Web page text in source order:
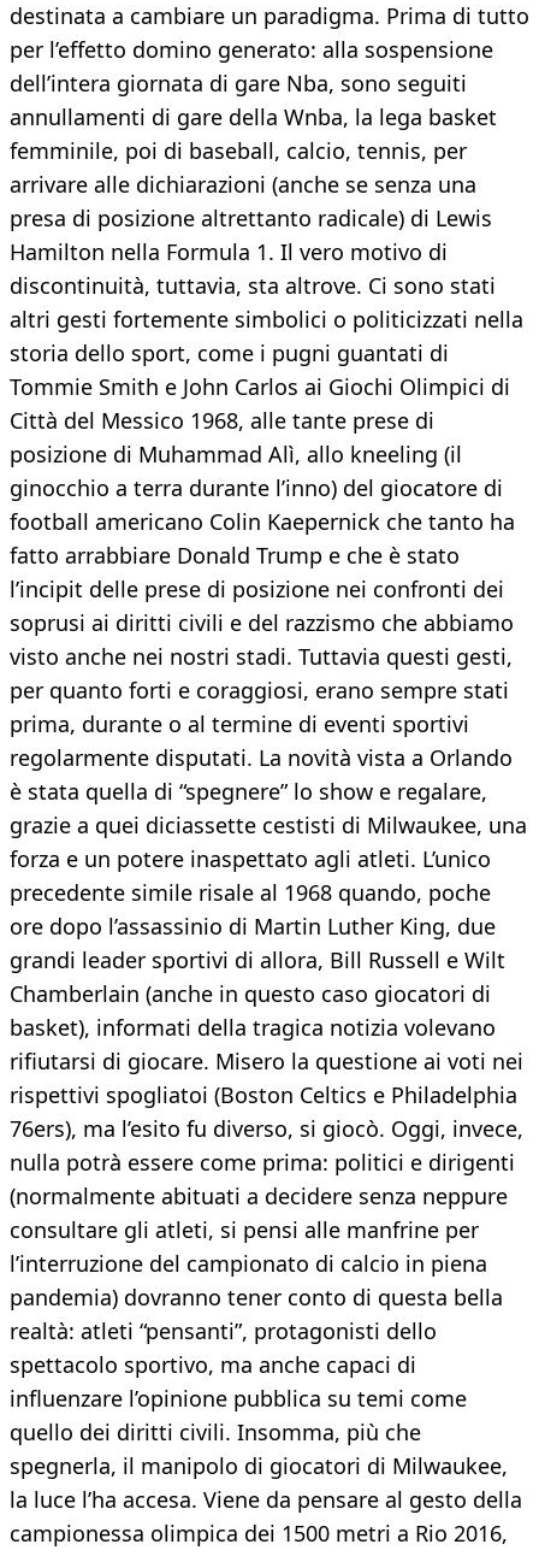
destinata a cambiare un paradigma. Prima di tutto
per l’effetto domino generato: alla sospensione
dell’intera giornata di gare Nba, sono seguiti
annullamenti di gare della Wnba, la lega basket
femminile, poi di baseball, calcio, tennis, per
arrivare alle dichiarazioni (anche se senza una
presa di posizione altrettanto radicale) di Lewis
Hamilton nella Formula 1. Il vero motivo di
discontinuità, tuttavia, sta altrove. Ci sono stati
altri gesti fortemente simbolici o politicizzati nella
storia dello sport, come i pugni guantati di
Tommie Smith e John Carlos ai Giochi Olimpici di
Città del Messico 1968, alle tante prese di
posizione di Muhammad Alì, allo kneeling (il
ginocchio a terra durante l’inno) del giocatore di
football americano Colin Kaepernick che tanto ha
fatto arrabbiare Donald Trump e che è stato
l’incipit delle prese di posizione nei confronti dei
soprusi ai diritti civili e del razzismo che abbiamo
visto anche nei nostri stadi. Tuttavia questi gesti,
per quanto forti e coraggiosi, erano sempre stati
prima, durante o al termine di eventi sportivi
regolarmente disputati. La novità vista a Orlando
è stata quella di “spegnere” lo show e regalare,
grazie a quei diciassette cestisti di Milwaukee, una
forza e un potere inaspettato agli atleti. L’unico
precedente simile risale al 1968 quando, poche
ore dopo l’assassinio di Martin Luther King, due
grandi leader sportivi di allora, Bill Russell e Wilt
Chamberlain (anche in questo caso giocatori di
basket), informati della tragica notizia volevano
rifiutarsi di giocare. Misero la questione ai voti nei
rispettivi spogliatoi (Boston Celtics e Philadelphia
76ers), ma l’esito fu diverso, si giocò. Oggi, invece,
nulla potrà essere come prima: politici e dirigenti
(normalmente abituati a decidere senza neppure
consultare gli atleti, si pensi alle manfrine per
l’interruzione del campionato di calcio in piena
pandemia) dovranno tener conto di questa bella
realtà: atleti “pensanti”, protagonisti dello
spettacolo sportivo, ma anche capaci di
influenzare l’opinione pubblica su temi come
quello dei diritti civili. Insomma, più che
spegnerla, il manipolo di giocatori di Milwaukee,
la luce l’ha accesa. Viene da pensare al gesto della
campionessa olimpica dei 1500 metri a Rio 2016,